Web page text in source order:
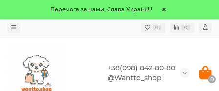
Перемога за нами. Слава Україні!!!
0 0
+38(098) 842-80-80
@Wantto_shop
0